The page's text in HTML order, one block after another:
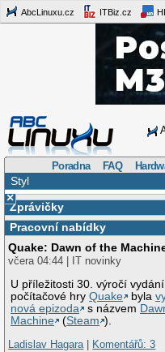
AbcLinuxu.cz ITBiz.cz
Poradna FAQ
Styl
×
Zprávičky
Pracovní nabídky
Quake: Dawn of the
včera 04:44 | IT novinky
U příležitosti 30. výročí vydání
počítačové hryQuake byla
nová epizoda
s názvem
Machine
(Steam ).
Ladislav Hagara| Komentářů: 3